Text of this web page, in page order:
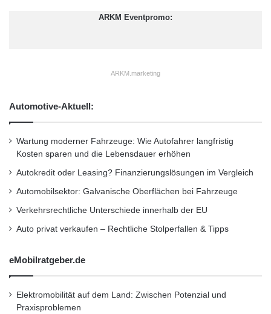
ARKM Eventpromo:
ARKM.marketing
Automotive-Aktuell:
Wartung moderner Fahrzeuge: Wie Autofahrer langfristig
Kosten sparen und die Lebensdauer erhöhen
Autokredit oder Leasing? Finanzierungslösungen im Vergleich
Automobilsektor: Galvanische Oberflächen bei Fahrzeuge
Verkehrsrechtliche Unterschiede innerhalb der EU
Auto privat verkaufen – Rechtliche Stolperfallen & Tipps
eMobilratgeber.de
Elektromobilität auf dem Land: Zwischen Potenzial und
Praxisproblemen